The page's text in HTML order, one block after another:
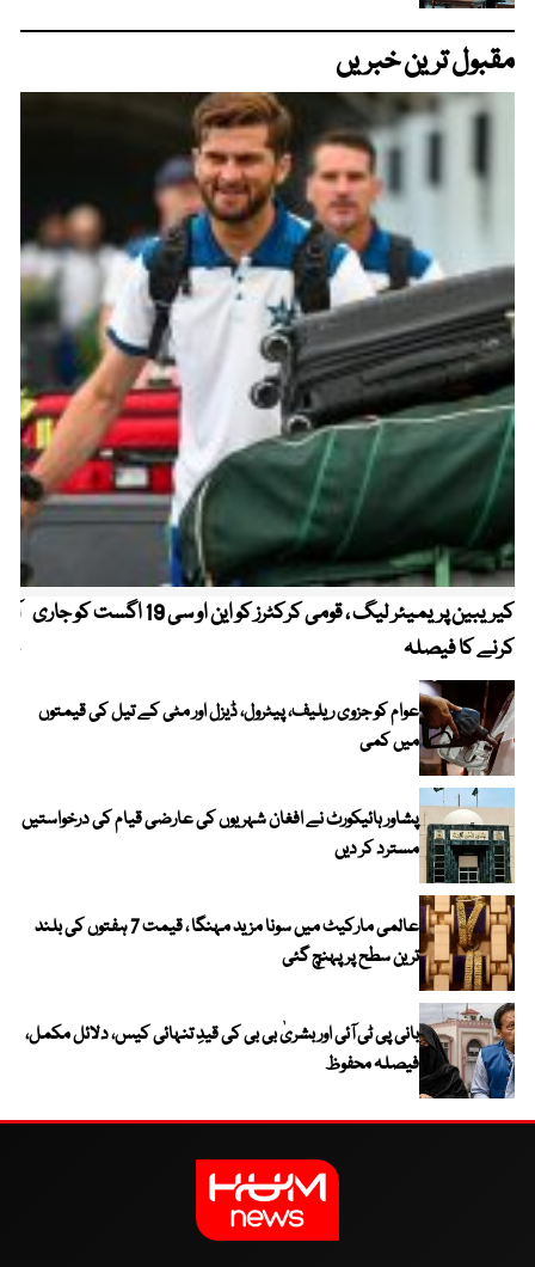
مقبول ترین خبریں
کیریبین پریمیئر لیگ ، قومی کرکٹرز کو این او سی 19 اگست کو جاری
کرنے کا فیصلہ
عوام کو جزوی ریلیف، پیٹرول، ڈیزل اور مٹی کے تیل کی قیمتوں
میں کمی
پشاور ہائیکورٹ نے افغان شہریوں کی عارضی قیام کی درخواستیں
مسترد کر دیں
عالمی مارکیٹ میں سونا مزید مہنگا ، قیمت 7 ہفتوں کی بلند
ترین سطح پر پہنچ گئی
بانی پی ٹی آئی اور بشریٰ بی بی کی قیدِ تنہائی کیس، دلائل مکمل،
فیصلہ محفوظ